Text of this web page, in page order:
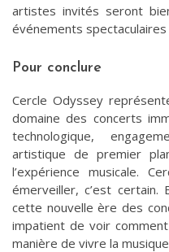
artistes invités seront
événements
Pour conclure
Cercle Odyssey
domaine des concerts
technologique,
artistique de premier
l’expérience musicale.
émerveiller, c’est
cette nouvelle ère des
impatient de voir
manière de vivre la